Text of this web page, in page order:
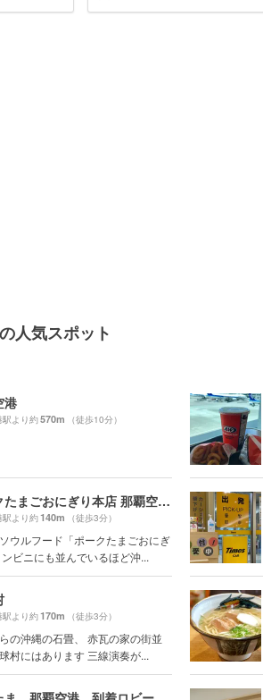
人気スポット
港
駅より約570m （徒歩10分）
ポークたまごおにぎり本店 那覇空港1F店
駅より約140m （徒歩3分）
ウルフード「ポークたまごおにぎ
ンビニにも並んでいるほど沖...
駅より約170m （徒歩3分）
の沖縄の石畳、 赤瓦の家の街並
村にはあります 三線演奏が...